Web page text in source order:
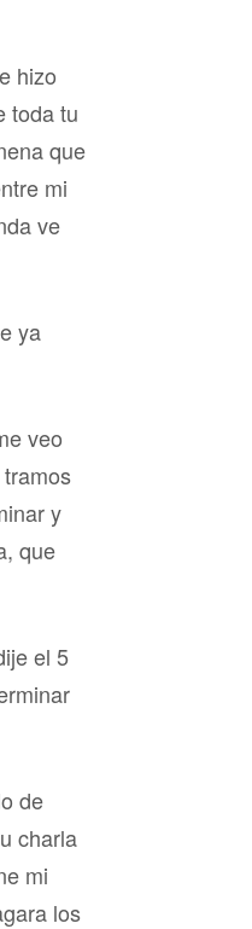
hizo
toda tu
que
mi
ve
ya
veo
y
que
el 5
de
charla
mi
los